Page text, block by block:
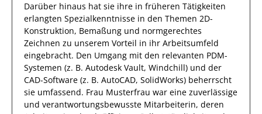
Darüber hinaus hat sie ihre in früheren Tätigkeiten
erlangten Spezialkenntnisse in den Themen 2D-
Konstruktion, Bemaßung und normgerechtes
Zeichnen zu unserem Vorteil in ihr Arbeitsumfeld
eingebracht. Den Umgang mit den relevanten PDM-
Systemen (z. B. Autodesk Vault, Windchill) und der
CAD-Software (z. B. AutoCAD, SolidWorks) beherrscht
sie umfassend. Frau Musterfrau war eine zuverlässige
und verantwortungsbewusste Mitarbeiterin, deren